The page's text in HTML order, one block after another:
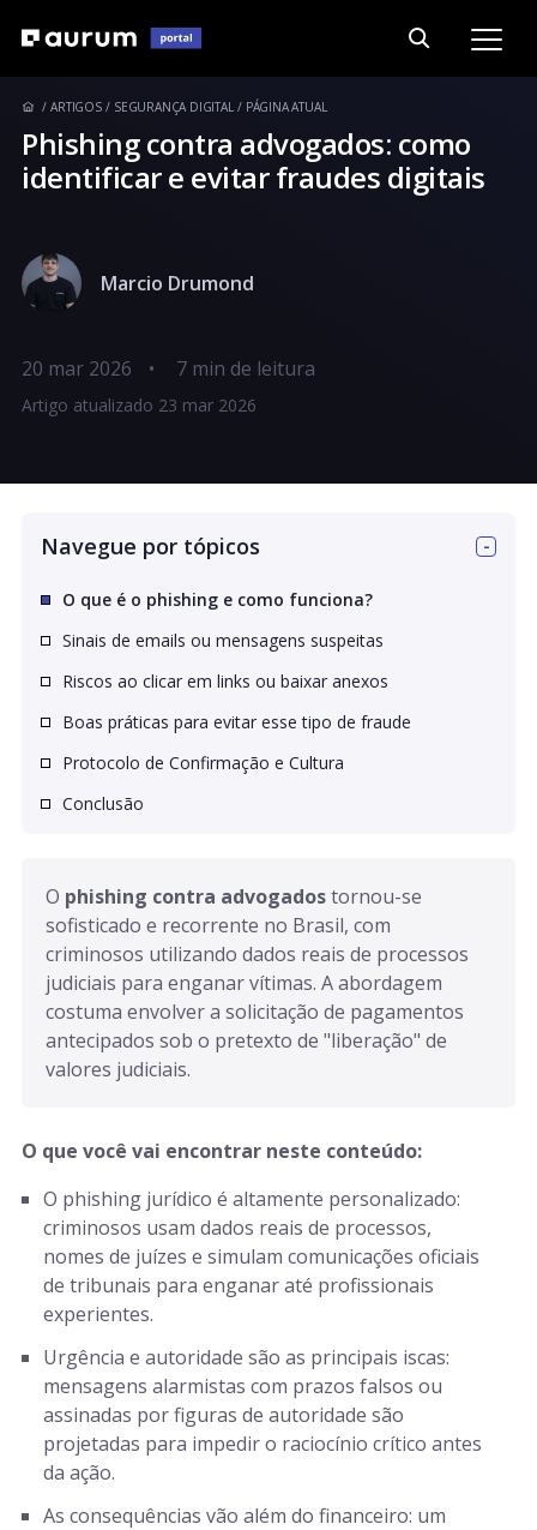
ARTIGOS SEGURANÇA DIGITAL PÁGINA ATUAL
Phishing contra advogados: como
identificar e evitar fraudes digitais
Marcio Drumond
20 mar 2026 •
Artigo atualizado 23 mar 2026
Navegue por tópicos
O que é o phishing e como funciona?
Sinais de emails ou mensagens suspeitas
Riscos ao clicar em links ou baixar anexos
Boas práticas para evitar esse tipo de fraude
Protocolo de Confirmação e Cultura
Conclusão
O phishing contra advogados tornou-se
sofisticado e recorrente no Brasil, com
criminosos utilizando dados reais de processos
judiciais para enganar vítimas. A abordagem
costuma envolver a solicitação de pagamentos
antecipados sob o pretexto de "liberação" de
valores judiciais.
O que você vai encontrar neste conteúdo:
O phishing jurídico é altamente personalizado:
criminosos usam dados reais de processos,
nomes de juízes e simulam comunicações oficiais
de tribunais para enganar até profissionais
experientes.
Urgência e autoridade são as principais iscas:
mensagens alarmistas com prazos falsos ou
assinadas por figuras de autoridade são
projetadas para impedir o raciocínio crítico antes
da ação.
As consequências vão além do financeiro: um